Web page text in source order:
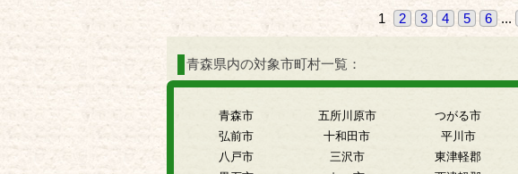
1 2 3 4 5 6 ...
青森県内の対象市町村一覧：
青森市
弘前市
八戸市
五所川原市
十和田市
三沢市
つがる市
平川市
東津軽郡